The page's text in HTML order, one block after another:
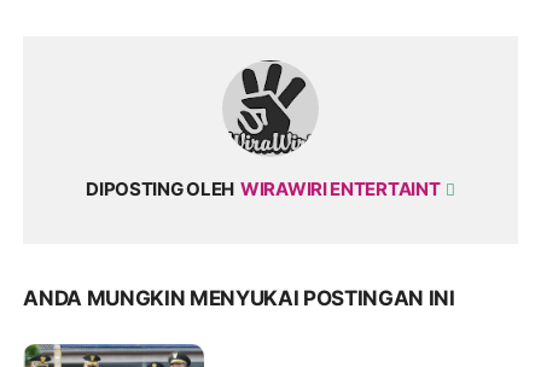
DIPOSTING OLEH WIRAWIRI ENTERTAINT
ANDA MUNGKIN MENYUKAI POSTINGAN INI